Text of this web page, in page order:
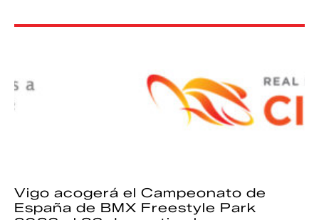
Vigo acogerá el Campeonato de
España de BMX Freestyle Park